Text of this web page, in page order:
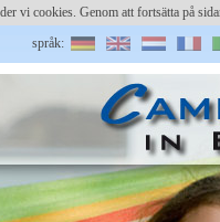
vi cookies. Genom att fortsätta på
språk:
Har du glömt lösenordet?